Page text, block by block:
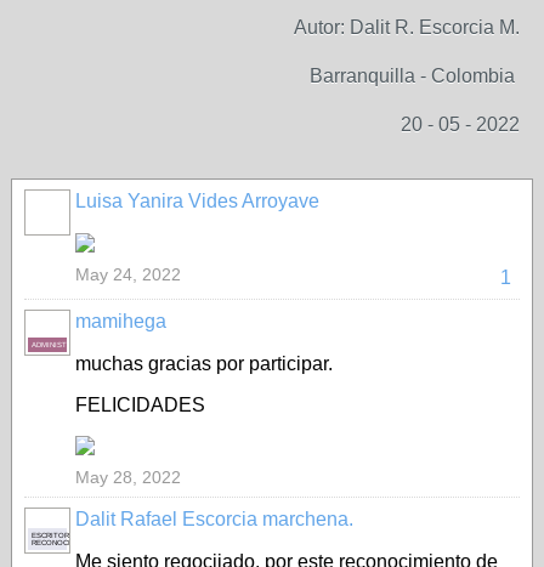
Autor: Dalit R. Escorcia M.
Barranquilla - Colombia
20 - 05 - 2022
Luisa Yanira Vides Arroyave
1
May 24, 2022
ADMINISTRADORA
mamihega
muchas gracias por participar.
FELICIDADES
May 28, 2022
ESCRITOR
RECONOCIDO
Dalit Rafael Escorcia marchena.
Me siento regocijado, por este reconocimiento de